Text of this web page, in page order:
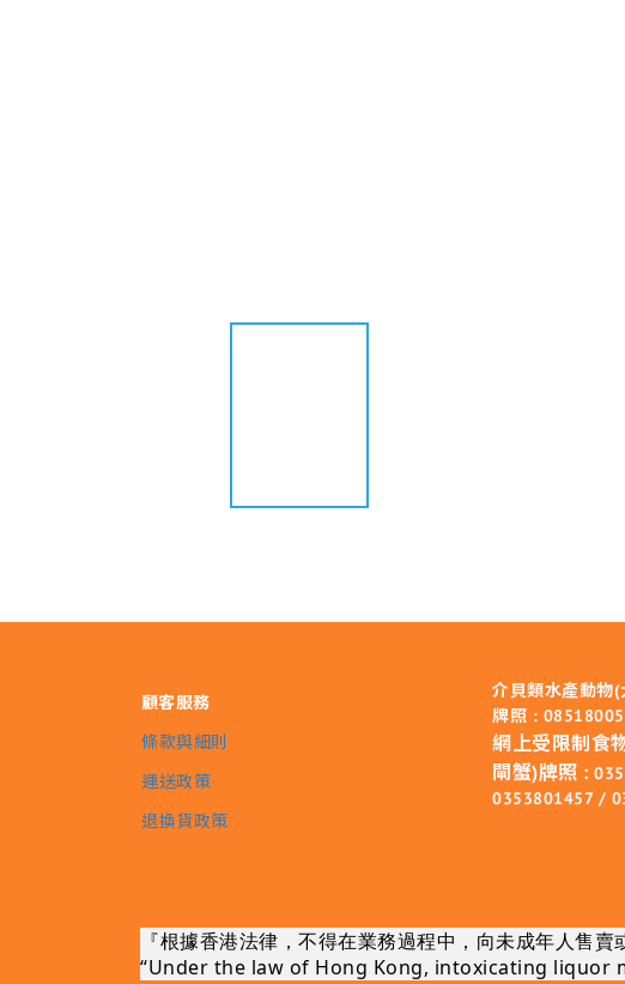
顧客服務
條款與細則
運送政策
退換貨政策
介貝類水產動物
牌照 :
網上受限制食
閘蟹)牌照 :
0353801457 /
『根據香港法律，不得在業務過程中，向未成年人售賣
“Under the law of Hong Kong, intoxicating